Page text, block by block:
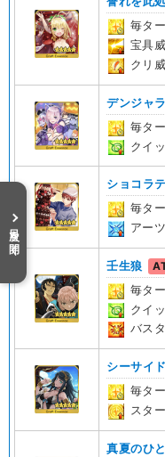
毎タ
宝具
クリ
デンジャ
毎タ
クイ
ショコラ
毎タ
アー
壬生狼
毎タ
クイ
バス
シーサイ
毎タ
スタ
真夏のひ
目次を開く